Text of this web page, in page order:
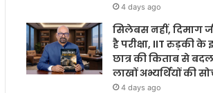
4 days ago
सिलेबस नहीं, दिमाग
है परीक्षा, IIT रुड़की के
छात्र की किताब से
लाखों अभ्यर्थियों की
4 days ago